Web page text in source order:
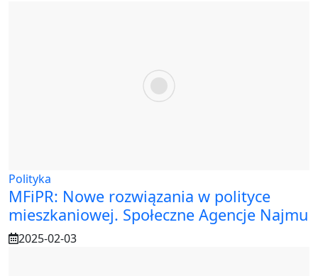
Polityka
MFiPR: Nowe rozwiązania w polityce
mieszkaniowej. Społeczne Agencje Najmu
2025-02-03